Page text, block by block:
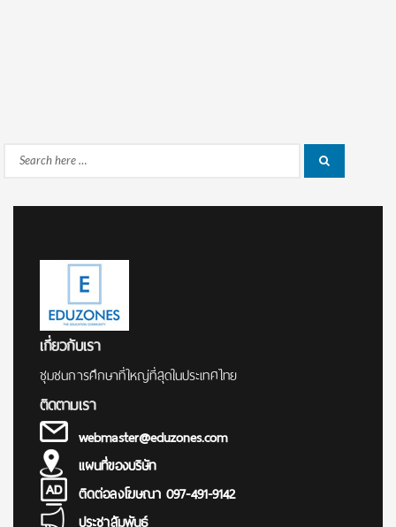
Search
เกี่ยวกับเรา
ชุมชนการศึกษาที่ใหญ่ที่สุดในประเทศไทย
ติดตามเรา
webmaster@eduzones.com
แผนที่ของบริษัท
ติดต่อลงโฆษณา 097-491-9142